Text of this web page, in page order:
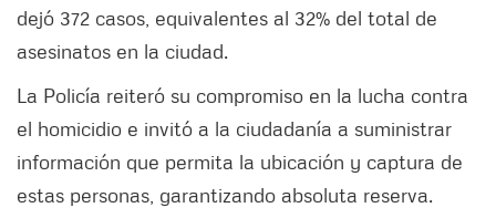
dejó 372 casos, equivalentes al 32% del total de
asesinatos en la ciudad.
La Policía reiteró su compromiso en la lucha contra
el homicidio e invitó a la ciudadanía a suministrar
información que permita la ubicación y captura de
estas personas, garantizando absoluta reserva.